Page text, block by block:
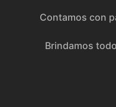
Contamos con
Brindamos